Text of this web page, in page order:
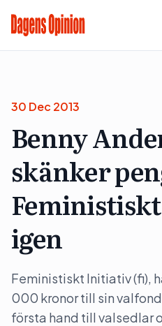
30 Dec 2013
Benny
skänker
igen
Feministiskt Initiativ (fi),
000 kronor till sin
första hand till valsedlar